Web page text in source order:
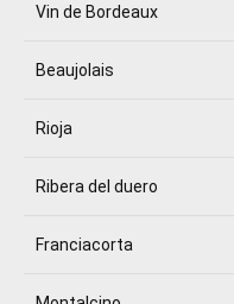
Vin de Bordeaux
Beaujolais
Rioja
Ribera del duero
Franciacorta